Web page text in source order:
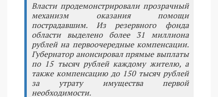
Власти продемонстрировали прозрачный
механизм оказания помощи
пострадавшим. Из резервного фонда
области выделено более 31 миллиона
рублей на первоочередные компенсации.
Губернатор анонсировал прямые выплаты
по 15 тысяч рублей каждому жителю, а
также компенсацию до 150 тысяч рублей
за утрату имущества первой
необходимости.